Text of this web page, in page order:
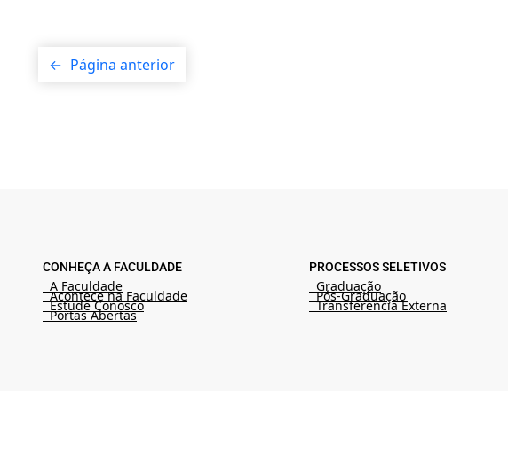
← Página anterior
CONHEÇA A FACULDADE
A Faculdade
Acontece na Faculdade
Estude Conosco
Portas Abertas
PROCESSOS SELETIVOS
Graduação
Pós-Graduação
Transferência Externa